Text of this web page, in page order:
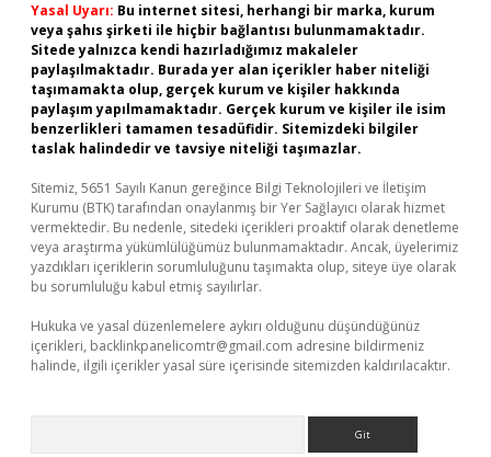
Yasal Uyarı: Bu internet sitesi, herhangi bir marka, kurum
veya şahıs şirketi ile hiçbir bağlantısı bulunmamaktadır.
Sitede yalnızca kendi hazırladığımız makaleler
paylaşılmaktadır. Burada yer alan içerikler haber niteliği
taşımamakta olup, gerçek kurum ve kişiler hakkında
paylaşım yapılmamaktadır. Gerçek kurum ve kişiler ile isim
benzerlikleri tamamen tesadüfidir. Sitemizdeki bilgiler
taslak halindedir ve tavsiye niteliği taşımazlar.
Sitemiz, 5651 Sayılı Kanun gereğince Bilgi Teknolojileri ve İletişim
Kurumu (BTK) tarafından onaylanmış bir Yer Sağlayıcı olarak hizmet
vermektedir. Bu nedenle, sitedeki içerikleri proaktif olarak denetleme
veya araştırma yükümlülüğümüz bulunmamaktadır. Ancak, üyelerimiz
yazdıkları içeriklerin sorumluluğunu taşımakta olup, siteye üye olarak
bu sorumluluğu kabul etmiş sayılırlar.
Hukuka ve yasal düzenlemelere aykırı olduğunu düşündüğünüz
içerikleri, backlinkpanelicomtr@gmail.com adresine bildirmeniz
halinde, ilgili içerikler yasal süre içerisinde sitemizden kaldırılacaktır.